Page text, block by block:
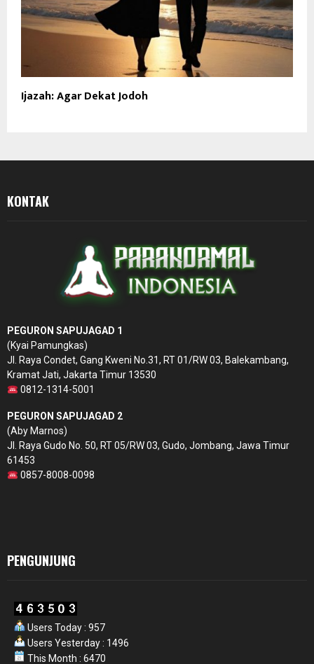
Ijazah: Agar Dekat Jodoh
KONTAK
PEGURON SAPUJAGAD 1
(Kyai Pamungkas)
Jl. Raya Condet, Gang Kweni No.31, RT 01/RW 03, Balekambang,
Kramat Jati, Jakarta Timur 13530
0812-1314-5001
PEGURON SAPUJAGAD 2
(Aby Marnos)
Jl. Raya Gudo No. 50, RT 05/RW 03, Gudo, Jombang, Jawa Timur
61453
0857-8008-0098
PENGUNJUNG
Users Today : 957
Users Yesterday : 1496
This Month : 6470